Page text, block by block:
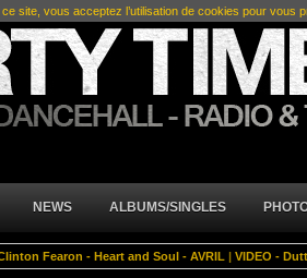
NEWS ALBUMS/SINGLES
Fearon - Heart and Soul - AVRIL | VIDEO -
site, vous acceptez l’utilisation de cookies pour